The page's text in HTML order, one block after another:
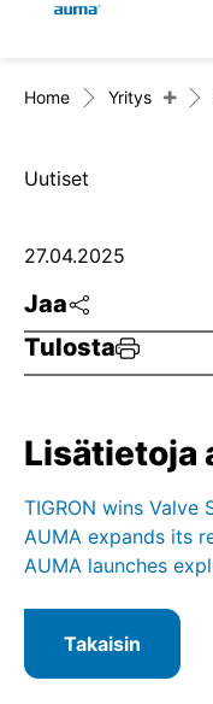
Tuotteet
Ratkaisut
Huolto
Yritys
Global
Eurooppa
Aasia ja
Pohjois-
Haku
Home Yritys +
Uutiset
Jaa
Tulosta
27.04.2025
Lisätietoja
TIGRON wins Valve
AUMA expands its
AUMA launches
Takaisin